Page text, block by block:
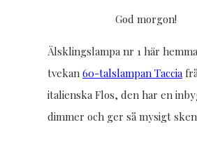
God morgon!
Älsklingslampa nr 1 här
tvekan 60-talslampan Taccia
italienska Flos, den har en
dimmer och ger så mysigt